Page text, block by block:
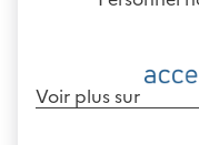
Voir plus sur